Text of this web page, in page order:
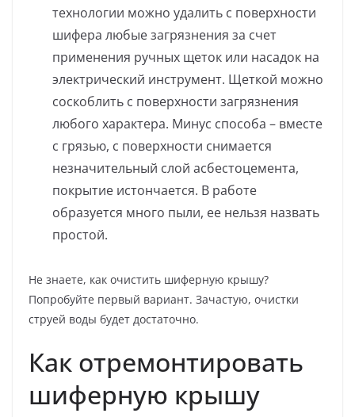
технологии можно удалить с поверхности
шифера любые загрязнения за счет
применения ручных щеток или насадок на
электрический инструмент. Щеткой можно
соскоблить с поверхности загрязнения
любого характера. Минус способа – вместе
с грязью, с поверхности снимается
незначительный слой асбестоцемента,
покрытие истончается. В работе
образуется много пыли, ее нельзя назвать
простой.
Не знаете, как очистить шиферную крышу?
Попробуйте первый вариант. Зачастую, очистки
струей воды будет достаточно.
Как отремонтировать
шиферную крышу